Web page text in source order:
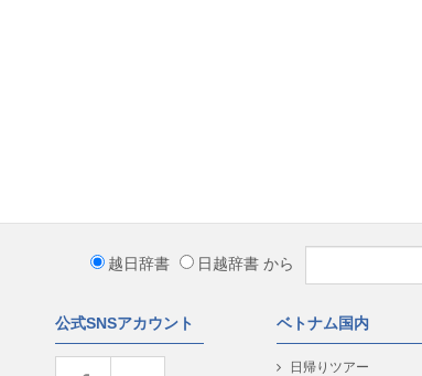
越日辞書 日越辞書 から
公式SNSアカウント ベトナム国内
日帰りツアー